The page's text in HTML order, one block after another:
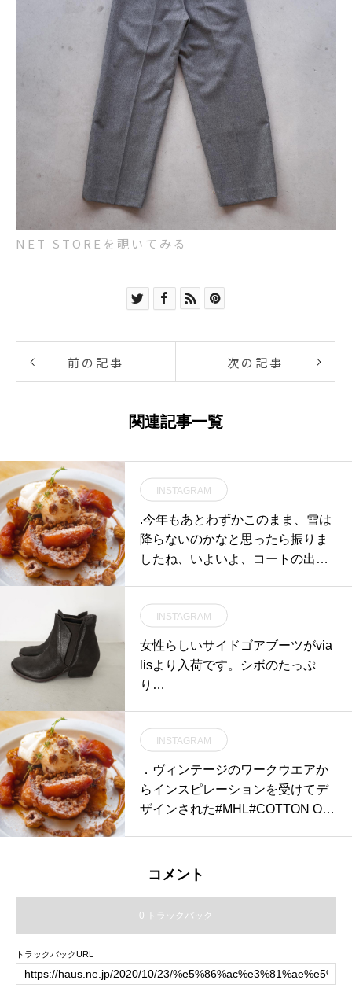
NET STOREを覗いてみる
前の記事 次の記事
関連記事一覧
INSTAGRAM
.今年もあとわずかこのまま、雪は
降らないのかなと思ったら振りま
したね、いよいよ、コートの出
ィコート。.HÅUSのハウエルのイ
ンスタはこちらからどうぞ@haus
_howell ..#margarethowell #check
wool#lovat mill#scotland#coat#ha
INSTAGRAM
女性らしいサイドゴアブーツがvia
lisより入荷です。シボのたっぷ
り…
INSTAGRAM
．ヴィンテージのワークウエアか
らインスピレーションを受けてデ
ザインされた#MHL#COTTON OX
り。ボタン開きのデザインなので
コメント
0 トラックバック
トラックバックURL